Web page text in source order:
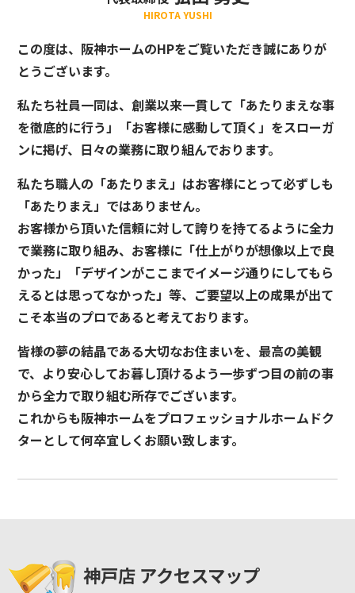
HIROTA YUSHI
この度は、阪神ホームのHPをご覧いただき誠にありが
とうございます。
私たち社員一同は、創業以来一貫して「あたりまえな事
を徹底的に行う」「お客様に感動して頂く」をスローガ
ンに掲げ、日々の業務に取り組んでおります。
私たち職人の「あたりまえ」はお客様にとって必ずしも
「あたりまえ」ではありません。
お客様から頂いた信頼に対して誇りを持てるように全力
で業務に取り組み、お客様に「仕上がりが想像以上で良
かった」「デザインがここまでイメージ通りにしてもら
えるとは思ってなかった」等、ご要望以上の成果が出て
こそ本当のプロであると考えております。
皆様の夢の結晶である大切なお住まいを、最高の美観
で、より安心してお暮し頂けるよう一歩ずつ目の前の事
から全力で取り組む所存でございます。
これからも阪神ホームをプロフェッショナルホームドク
ターとして何卒宜しくお願い致します。
神戸店 アクセスマップ